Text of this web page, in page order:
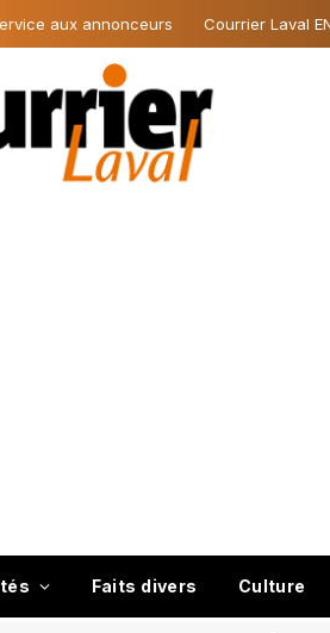
aux annonceurs Courrier Laval
Faits divers Culture